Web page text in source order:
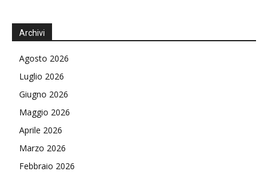
Archivi
Agosto 2026
Luglio 2026
Giugno 2026
Maggio 2026
Aprile 2026
Marzo 2026
Febbraio 2026